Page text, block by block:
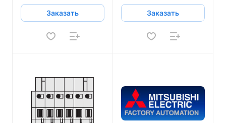
Заказать Заказать